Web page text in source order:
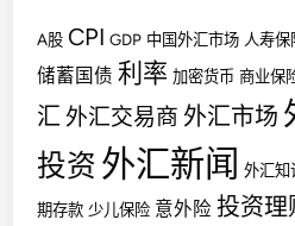
A股 CPI GDP 中国外汇市场 人寿保
储蓄国债 利率 加密货币 商业保
汇 外汇交易商 外汇市场
投资 外汇新闻 外汇知
期存款 少儿保险 意外险 投资理